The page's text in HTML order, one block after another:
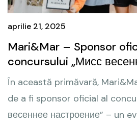
aprilie 21, 2025
Mari&Mar – Sponsor
concursului „Мисс
În această primăvară,
de a fi sponsor oficial al
весеннее настроение” – un